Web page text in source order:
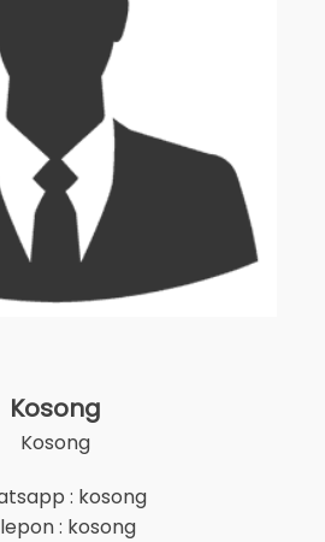
Kosong
Kosong
: kosong
: kosong